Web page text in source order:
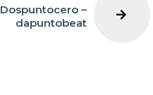
Dospuntocero –
dapuntobeat